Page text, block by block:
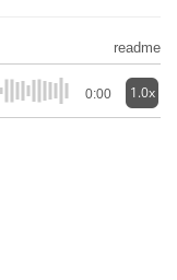
readme
0:00 1.0x